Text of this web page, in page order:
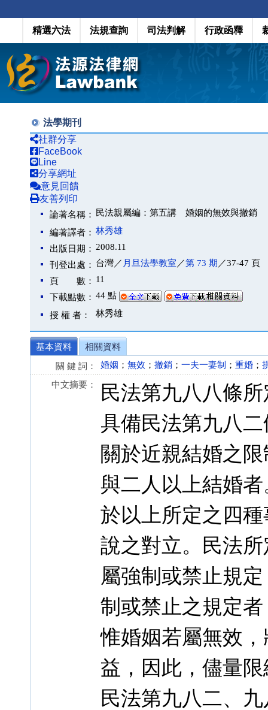
精選六法 法規查詢 司法判解 行政函釋
法學期刊
社群分享
FaceBook
Line
分享網址
意見回饋
友善列印
論著名稱： 民法親屬編：第五講 婚姻的無效與撤銷
編著譯者： 林秀雄
出版日期： 2008.11
刊登出處： 台灣／ 月旦法學教室 ／第 73 期 ／37-47 頁
頁 數： 11
下載點數： 44 點
授 權 者： 林秀雄
基本資料
相關資料
關 鍵 詞：
婚姻 ； 無效 ； 撤銷 ； 一夫一妻制 ； 重婚 ；
中文摘要：
民法第九八八條
具備民法第九八
關於近親結婚之
與二人以上結婚
於以上所定之四
說之對立。民法
屬強制或禁止規
制或禁止之規定
惟婚姻若屬無效
益，因此，儘量
民法第九八二、